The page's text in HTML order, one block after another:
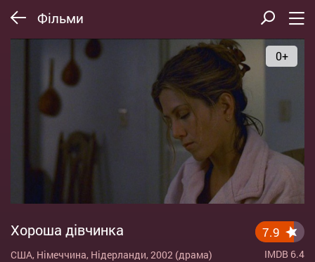
Фільми
0+
Хороша дівчинка
США, Німеччина, Нідерланди, 2002 (драма)
7.9
IMDB 6.4